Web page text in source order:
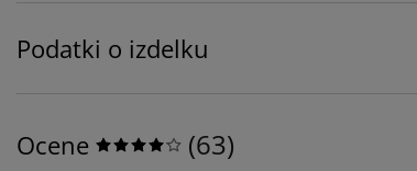
Podatki o izdelku
Ocene (63)